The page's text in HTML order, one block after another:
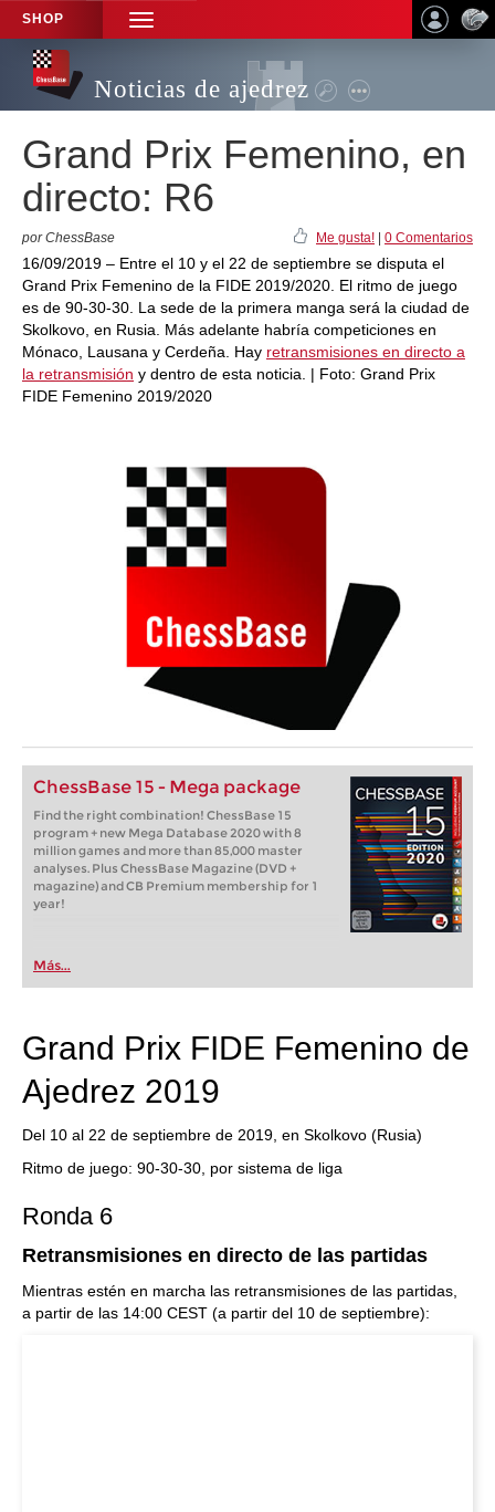
SHOP
TOGGLE
NAVIGATION
Noticias de ajedrez
Grand Prix Femenino, en
directo: R6
por ChessBase Me gusta! 0 Comentarios
16/09/2019 – Entre el 10 y el 22 de septiembre se disputa el
Grand Prix Femenino de la FIDE 2019/2020. El ritmo de juego
es de 90-30-30. La sede de la primera manga será la ciudad de
Skolkovo, en Rusia. Más adelante habría competiciones en
Mónaco, Lausana y Cerdeña. Hay retransmisiones en directo a
la retransmisión y dentro de esta noticia. | Foto: Grand Prix
FIDE Femenino 2019/2020
ChessBase 15 - Mega package
Find the right combination! ChessBase 15
program + new Mega Database 2020 with 8
million games and more than 85,000 master
analyses. Plus ChessBase Magazine (DVD +
magazine) and CB Premium membership for 1
year!
Más...
Grand Prix FIDE Femenino de
Ajedrez 2019
Del 10 al 22 de septiembre de 2019, en Skolkovo (Rusia)
Ritmo de juego: 90-30-30, por sistema de liga
Ronda 6
Retransmisiones en directo de las partidas
Mientras estén en marcha las retransmisiones de las partidas,
a partir de las 14:00 CEST (a partir del 10 de septiembre):